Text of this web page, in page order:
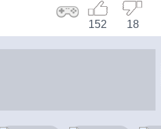
18
152